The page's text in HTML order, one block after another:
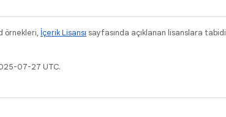
örnekleri, İçerik Lisansı sayfasında açıklanan lisanslara
07-27 UTC.